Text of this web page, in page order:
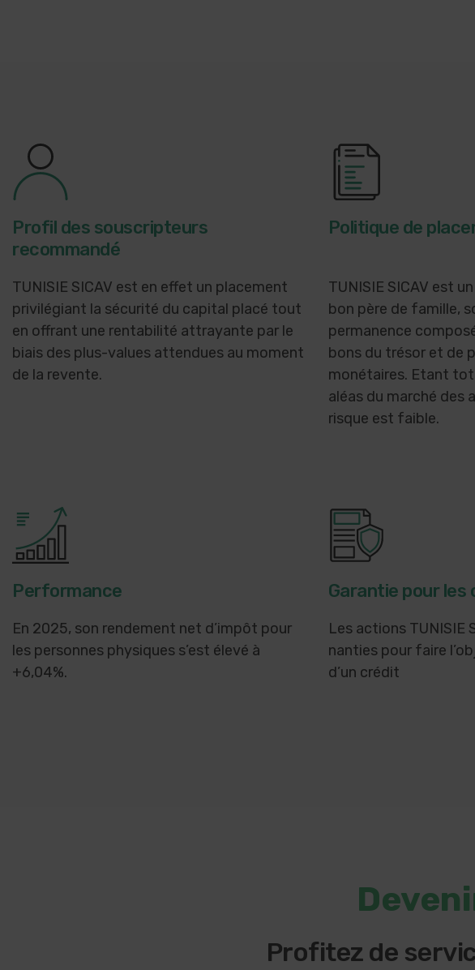
Profil des souscripteurs
recommandé
TUNISIE SICAV est en effet un placement
privilégiant la sécurité du capital placé tout
en offrant une rentabilité attrayante par le
biais des plus-values attendues au moment
de la revente.
Politique de
TUNISIE SICAV est
bon père de famille,
permanence
bons du trésor et de
monétaires. Etant
aléas du marché des
risque est faible.
Performance
En 2025, son rendement net d’impôt pour
les personnes physiques s’est élevé à
+6,04%.
Garantie pour les
Les actions TUNISIE
nanties pour faire
d’un crédit
Profitez de